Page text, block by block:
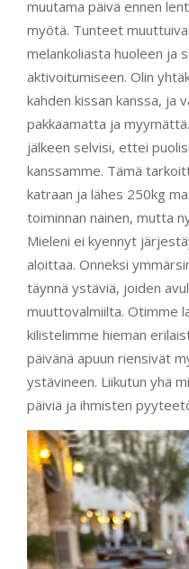
muutama päivä ennen
myötä. Tunteet
melankoliasta huoleen ja
aktivoitumiseen. Olin
kahden kissan kanssa, ja
pakkaamatta ja
jälkeen selvisi, ettei
kanssamme. Tämä
katraan ja lähes 250kg
toiminnan nainen, mutta
Mieleni ei kyennyt
aloittaa. Onneksi
täynnä ystäviä, joiden
muuttovalmiilta. Otimme
kilistelimme hieman
päivänä apuun riensivät
ystävineen. Liikutun yhä
päiviä ja ihmisten